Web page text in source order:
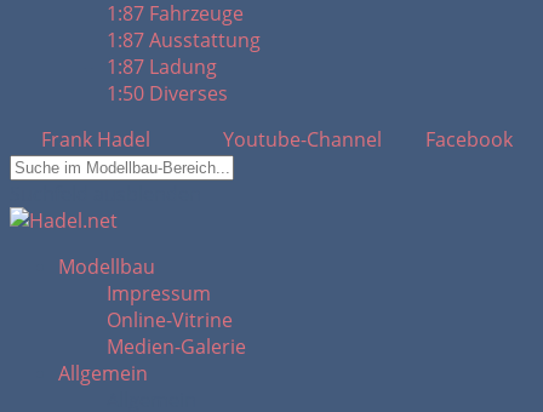
1:87 Fahrzeuge
1:87 Ausstattung
1:87 Ladung
1:50 Diverses
Frank Hadel
Youtube-Channel Facebook
Modellbau
Impressum
Online-Vitrine
Medien-Galerie
Allgemein